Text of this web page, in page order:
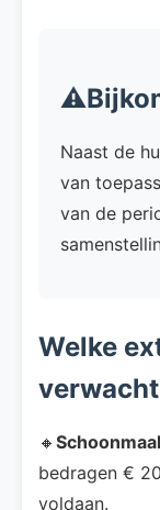
Naast de
van
van de
Welke
🔸
bedragen €
voldaan.